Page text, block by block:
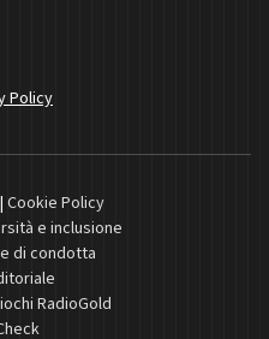
Policy
Cookie Policy
e inclusione
di condotta
RadioGold